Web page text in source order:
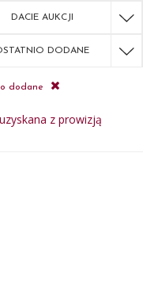
DACIE AUKCJI
DODANE
dodane
uzyskana z prowizją